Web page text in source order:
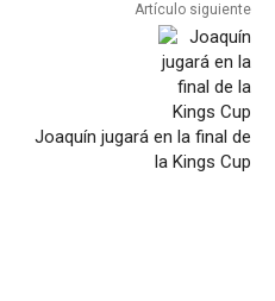
Artículo siguiente
Joaquín jugará en la final de
la Kings Cup